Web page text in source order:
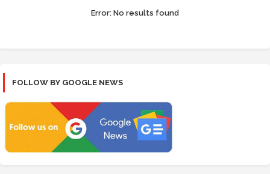
Error: No results found
FOLLOW BY GOOGLE NEWS